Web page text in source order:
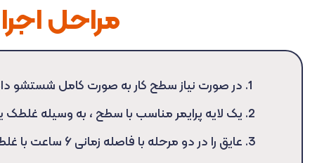
مراحل
در صورت نیاز سطح کار به صورت کامل شستشو
یک لایه پرایمر مناسب با سطح ، به وسیله غلطک
عایق را در دو مرحله با فاصله زمانی ۶ ساعت با غلطک یا دستگاه ایرلس اجرا می کنیم.